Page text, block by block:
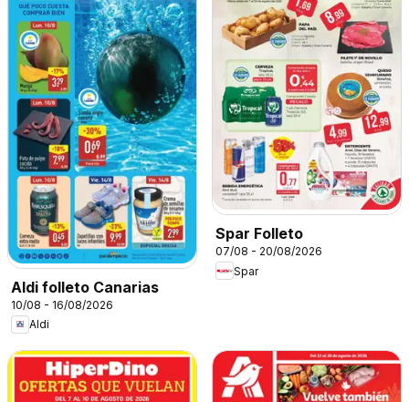
Aldi folleto Canarias
10/08 - 16/08/2026
Aldi
Spar Folleto
07/08 - 20/08/2026
Spar